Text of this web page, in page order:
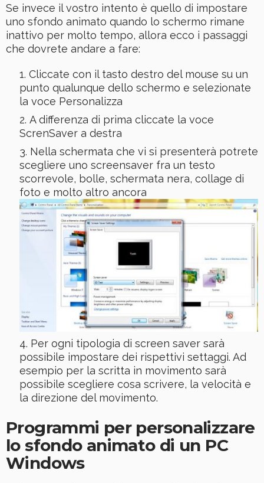
Se invece il vostro intento è quello di impostare
uno sfondo animato quando lo schermo rimane
inattivo per molto tempo, allora ecco i passaggi
che dovrete andare a fare:
Cliccate con il tasto destro del mouse su un
punto qualunque dello schermo e selezionate
la voce Personalizza
A differenza di prima cliccate la voce
ScrenSaver a destra
Nella schermata che vi si presenterà potrete
scegliere uno screensaver fra un testo
scorrevole, bolle, schermata nera, collage di
foto e molto altro ancora
Per ogni tipologia di screen saver sarà
possibile impostare dei rispettivi settaggi. Ad
esempio per la scritta in movimento sarà
possibile scegliere cosa scrivere, la velocità e
la direzione del movimento.
Programmi per personalizzare
lo sfondo animato di un PC
Windows